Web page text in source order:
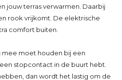
jouw terras verwarmen. Daarbij
rook vrijkomt. De elektrische
comfort buiten.
moet houden bij een
stopcontact in de buurt hebt.
dan wordt het lastig om de